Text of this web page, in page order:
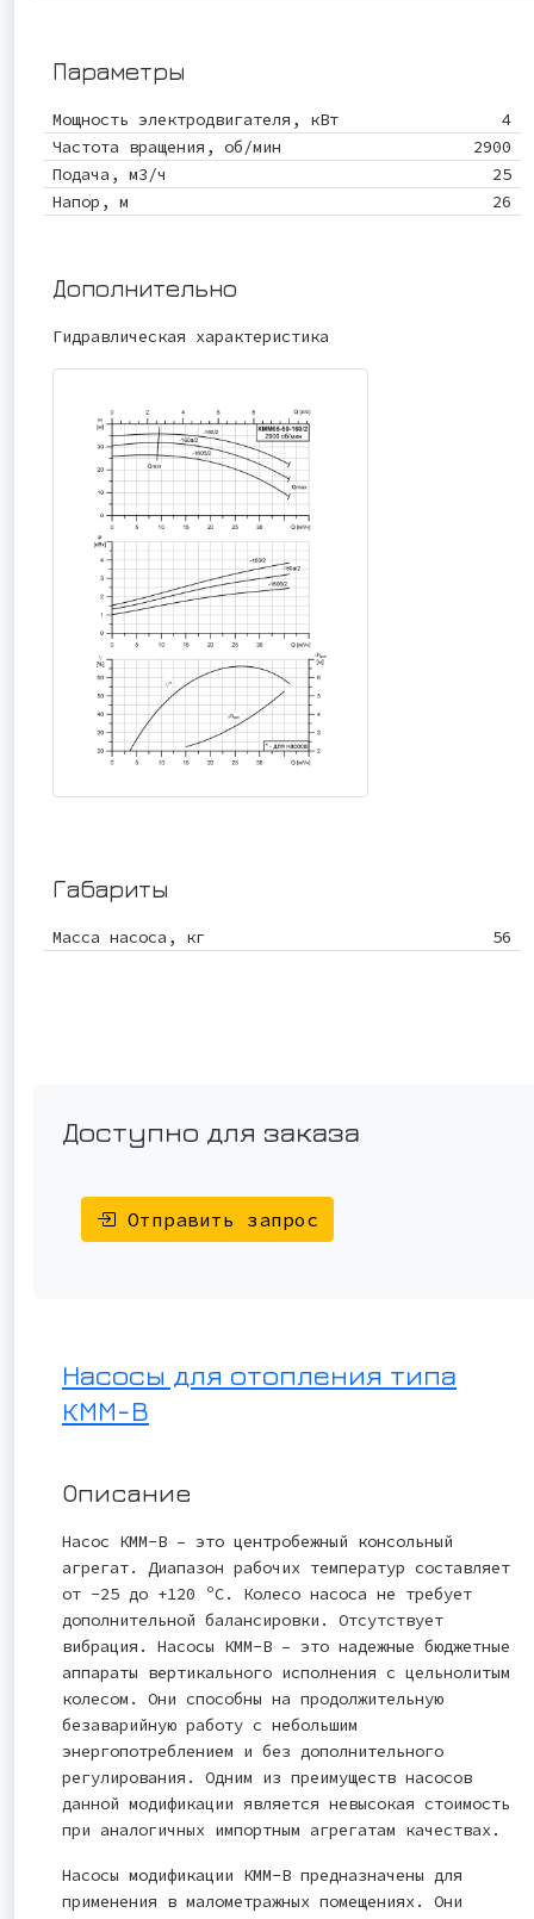
Параметры
Мощность электродвигателя, кВт
4
Частота вращения, об/мин
2900
Подача, м3/ч
25
Напор, м
26
Дополнительно
Гидравлическая характеристика
Габариты
Масса насоса, кг 56
Доступно для заказа
Отправить запрос
Насосы для отопления типа
КММ-В
Описание
Насос КММ-В – это центробежный консольный
агрегат. Диапазон рабочих температур составляет
от -25 до +120 ºС. Колесо насоса не требует
дополнительной балансировки. Отсутствует
вибрация. Насосы КММ-В – это надежные бюджетные
аппараты вертикального исполнения с цельнолитым
колесом. Они способны на продолжительную
безаварийную работу с небольшим
энергопотреблением и без дополнительного
регулирования. Одним из преимуществ насосов
данной модификации является невысокая стоимость
при аналогичных импортным агрегатам качествах.
Насосы модификации КММ-В предназначены для
применения в малометражных помещениях. Они